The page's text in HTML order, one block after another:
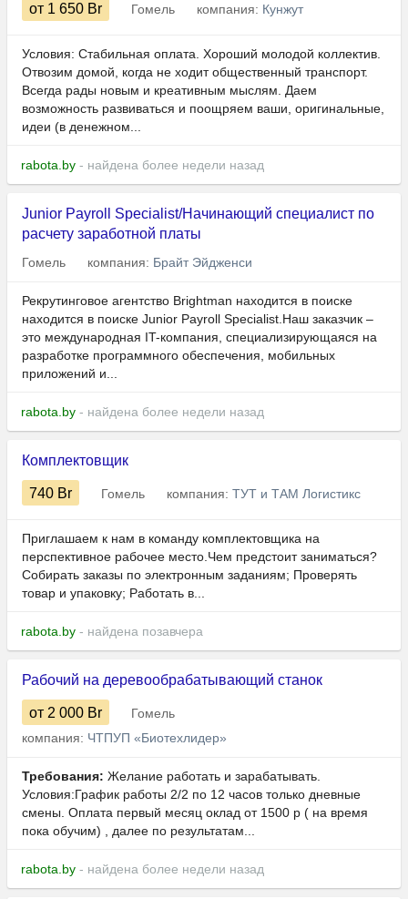
от 1 650 Br Гомель компания: Кунжут
Условия: Стабильная оплата. Хороший молодой коллектив.
Отвозим домой, когда не ходит общественный транспорт.
Всегда рады новым и креативным мыслям. Даем
возможность развиваться и поощряем ваши, оригинальные,
идеи (в денежном...
rabota.by - найдена более недели назад
Junior Payroll Specialist/Начинающий специалист по
расчету заработной платы
Гомель компания: Брайт Эйдженси
Рекрутинговое агентство Brightman находится в поиске
находится в поиске Junior Payroll Specialist.Наш заказчик –
это международная IT-компания, специализирующаяся на
разработке программного обеспечения, мобильных
приложений и...
rabota.by - найдена более недели назад
Комплектовщик
740 Br Гомель компания: ТУТ и ТАМ Логистикс
Приглашаем к нам в команду комплектовщика на
перспективное рабочее место.Чем предстоит заниматься?
Собирать заказы по электронным заданиям; Проверять
товар и упаковку; Работать в...
rabota.by - найдена позавчера
Рабочий на деревообрабатывающий станок
от 2 000 Br
Гомель
компания: ЧТПУП «Биотехлидер»
Требования: Желание работать и зарабатывать.
Условия:График работы 2/2 по 12 часов только дневные
смены. Оплата первый месяц оклад от 1500 р ( на время
пока обучим) , далее по результатам...
rabota.by - найдена более недели назад